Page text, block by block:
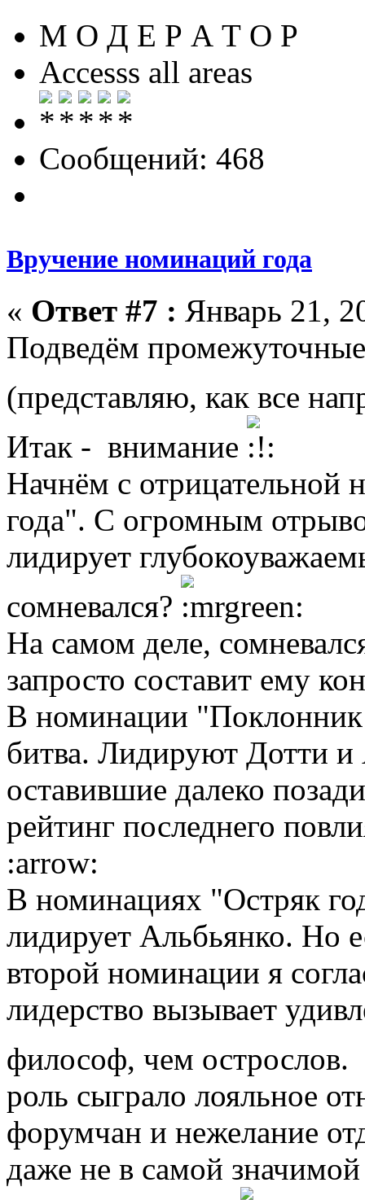
М О Д Е Р А Т О Р
Accesss all areas
Сообщений: 468
Вручение номинаций года
« Ответ #7 : Январь 21,
Подведём
(представляю, как все
Итак - внимание
Начнём с
года". С огромным
лидирует
сомневался?
На самом деле,
запросто составит ему
В номинации "Поклонник
битва. Лидируют Дотти
оставившие далеко
рейтинг последнего
:arrow:
В номинациях "Остряк
лидирует Альбьянко. Но
второй номинации я
лидерство вызывает
философ, чем острослов.
роль сыграло лояльное
форумчан и нежелание
даже не в самой